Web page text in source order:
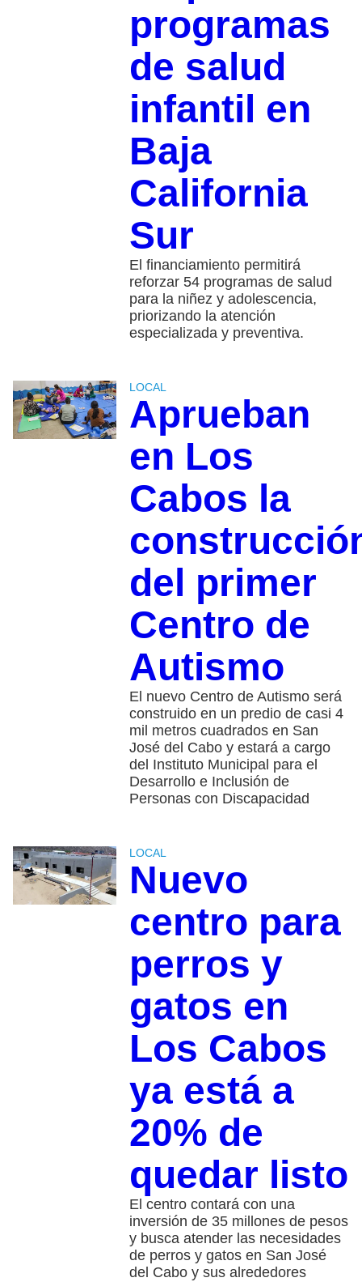
programas
de salud
infantil en
Baja
California
Sur
El financiamiento permitirá
reforzar 54 programas de salud
para la niñez y adolescencia,
priorizando la atención
especializada y preventiva.
LOCAL
Aprueban
en Los
Cabos la
del primer
Centro de
Autismo
El nuevo Centro de Autismo será
construido en un predio de casi 4
mil metros cuadrados en San
José del Cabo y estará a cargo
del Instituto Municipal para el
Desarrollo e Inclusión de
Personas con Discapacidad
LOCAL
Nuevo
centro para
perros y
gatos en
Los Cabos
ya está a
20% de
quedar listo
El centro contará con una
inversión de 35 millones de pesos
y busca atender las necesidades
de perros y gatos en San José
del Cabo y sus alrededores